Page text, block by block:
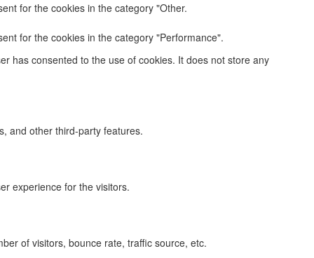
for the cookies in the category "Other.
for the cookies in the category "Performance".
has consented to the use of cookies. It does not store any
and other third-party features.
experience for the visitors.
of visitors, bounce rate, traffic source, etc.